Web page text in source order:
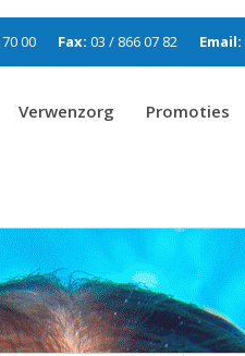
00 Fax: 03 / 866 07 82 Email:
Verwenzorg Promoties